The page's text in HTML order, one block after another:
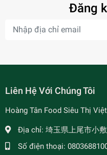
Đăng
Liên Hệ Với Chúng Tôi
Hoàng Tân Food Siêu Thị
Địa chỉ: 埼玉県上尾市小
Số điện thoại: